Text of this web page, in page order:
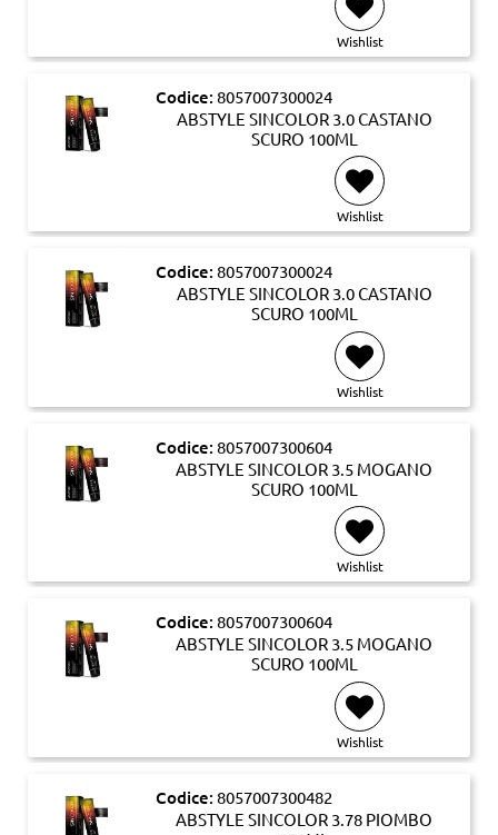
Wishlist
Codice: 8057007300024
ABSTYLE SINCOLOR 3.0 CASTANO
SCURO 100ML
Wishlist
Codice: 8057007300024
ABSTYLE SINCOLOR 3.0 CASTANO
SCURO 100ML
Wishlist
Codice: 8057007300604
ABSTYLE SINCOLOR 3.5 MOGANO
SCURO 100ML
Wishlist
Codice: 8057007300604
ABSTYLE SINCOLOR 3.5 MOGANO
SCURO 100ML
Wishlist
Codice: 8057007300482
ABSTYLE SINCOLOR 3.78 PIOMBO